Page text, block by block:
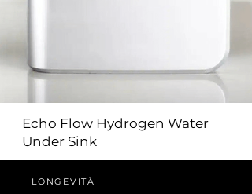
Echo Flow Hydrogen Water
Under Sink
LONGEVITÀ